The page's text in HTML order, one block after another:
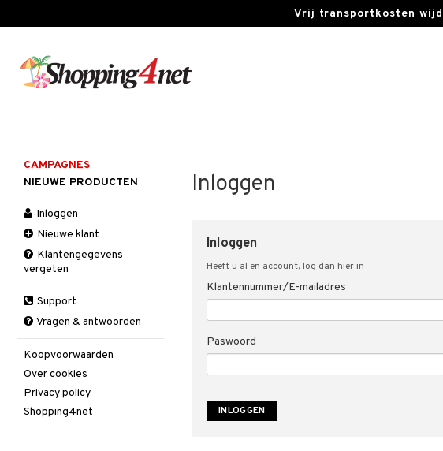
Vrij transportkosten
Inloggen
Inloggen
Heeft u al en account, log dan hier in
Klantennummer/E-mailadres
Paswoord
CAMPAGNES
NIEUWE PRODUCTEN
Inloggen
Nieuwe klant
Klantengegevens
vergeten
Support
Vragen & antwoorden
Koopvoorwaarden
Over cookies
Privacy policy
Shopping4net